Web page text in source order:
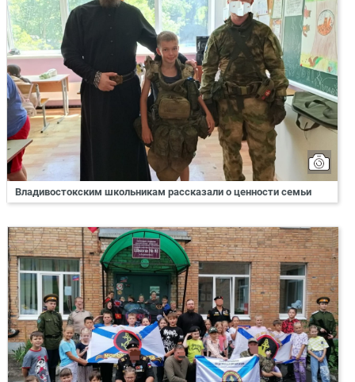
Владивостокским школьникам рассказали о ценности семьи